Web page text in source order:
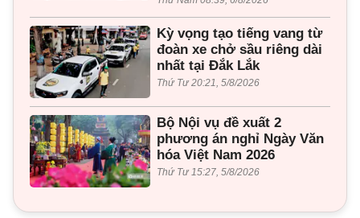
Kỳ vọng tạo tiếng vang từ
đoàn xe chở sầu riêng dài
nhất tại Đắk Lắk
Thứ Tư 20:21, 5/8/2026
Bộ Nội vụ đề xuất 2
phương án nghỉ Ngày Văn
hóa Việt Nam 2026
Thứ Tư 15:27, 5/8/2026